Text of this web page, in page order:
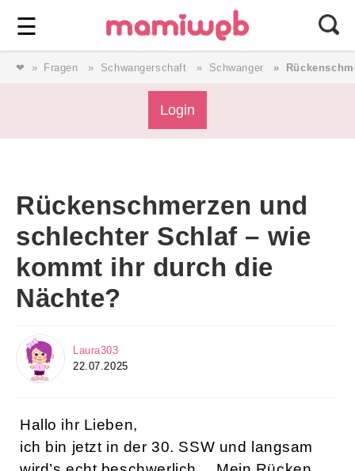
☰ ⎯ Wir lieben Familie ⎯
❤ Fragen Schwangerschaft Schwanger
Login
Rückenschmerzen und
schlechter Schlaf – wie
kommt ihr durch die
Nächte?
Laura303
22.07.2025
Hallo ihr Lieben,
ich bin jetzt in der 30. SSW und langsam
Forum
Service